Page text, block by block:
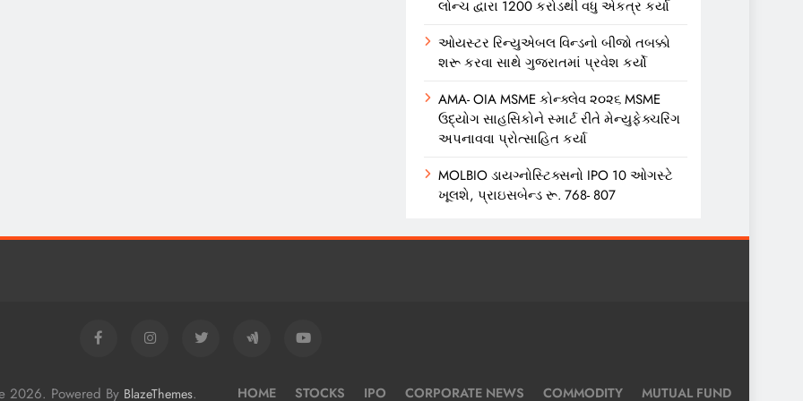
લોન્ચ દ્વારા 1200 કરોડથી વધુ એકત્ર કર્યા
ઓયસ્ટર રિન્યુએબલ વિન્ડનો બીજો તબક્કો
શરૂ કરવા સાથે ગુજરાતમાં પ્રવેશ કર્યો
AMA- OIA MSME કોન્ક્લેવ ૨૦૨૬ MSME
ઉદ્યોગ સાહસિકોને સ્માર્ટ રીતે મેન્યુફેક્ચરિંગ
અપનાવવા પ્રોત્સાહિત કર્યા
MOLBIO ડાયગ્નોસ્ટિક્સનો IPO 10 ઓગસ્ટે
ખૂલશે, પ્રાઇસબેન્ડ રૂ. 768- 807
2026. Powered By BlazeThemes. HOME STOCKS IPO CORPORATE NEWS COMMODITY MUTUAL FUND